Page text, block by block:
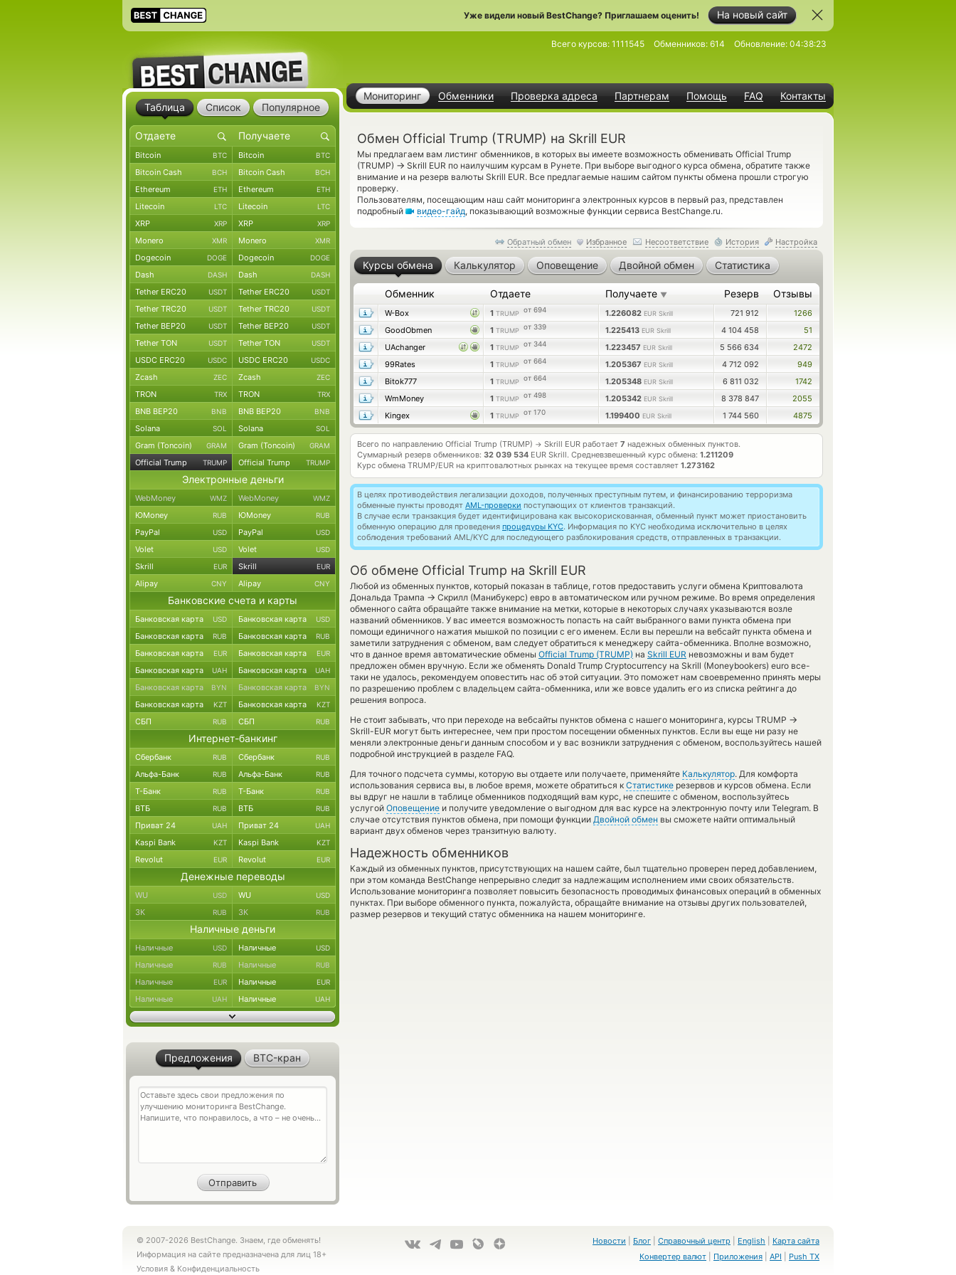
На новый сайт
Уже видели новый BestChange? Приглашаем оценить!
Мониторинг Обменники Проверка адреса Партнерам Помощь FAQ Контакты
Всего курсов: 1111545 Обменников: 614 Обновление: 04:38:23
Обмен Official Trump (TRUMP) на Skrill EUR
Мы предлагаем вам листинг обменников, в которых вы имеете возможность обменивать Official Trump
(TRUMP) → Skrill EUR по наилучшим курсам в Рунете. При выборе выгодного курса обмена, обратите также
внимание и на резерв валюты Skrill EUR. Все предлагаемые нашим сайтом пункты обмена прошли строгую
проверку.
Пользователям, посещающим наш сайт мониторинга электронных курсов в первый раз, представлен
подробный
видео-гайд, показывающий возможные функции сервиса BestChange.ru.
Обратный обмен Избранное Несоответствие История Настройка
Курсы обмена Калькулятор Оповещение Двойной обмен Статистика
Обменник Отдаете Получаете ▼ Резерв Отзывы
W-Box 1 TRUMP от 694 1.226082 EUR Skrill 721 912
1266
GoodObmen
1 TRUMP от 339 1.225413 EUR Skrill 4 104 458
51
UAchanger
1 TRUMP от 344 1.223457 EUR Skrill 5 566 634
2472
99Rates
1 TRUMP от 664 1.205367 EUR Skrill 4 712 092
949
Bitok777
1 TRUMP от 664 1.205348 EUR Skrill 6 811 032
1742
WmMoney
1 TRUMP от 498 1.205342 EUR Skrill 8 378 847
2055
Kingex
1 TRUMP от 170 1.199400 EUR Skrill 1 744 560 4875
Всего по направлению Official Trump (TRUMP) → Skrill EUR работает 7 надежных обменных пунктов.
Суммарный резерв обменников: 32 039 534 EUR Skrill. Средневзвешенный курс обмена: 1.211209
Курс обмена TRUMP/EUR на криптовалютных рынках на текущее время составляет 1.273162
В целях противодействия легализации доходов, полученных преступным путем, и финансированию терроризма
обменные пункты проводят AML-проверки поступающих от клиентов транзакций.
В случае если транзакция будет идентифицирована как высокорискованная, обменный пункт может приостановить
обменную операцию для проведения процедуры KYC. Информация по KYC необходима исключительно в целях
соблюдения требований AML/KYC для последующего разблокирования средств, отправленных в транзакции.
Об обмене Official Trump на Skrill EUR
Любой из обменных пунктов, который показан в таблице, готов предоставить услуги обмена Криптовалюта
Дональда Трампа → Скрилл (Манибукерс) евро в автоматическом или ручном режиме. Во время определения
обменного сайта обращайте также внимание на метки, которые в некоторых случаях указываются возле
названий обменников. У вас имеется возможность попасть на сайт выбранного вами пункта обмена при
помощи единичного нажатия мышкой по позиции с его именем. Если вы перешли на вебсайт пункта обмена и
заметили затруднения с обменом, вам следует обратиться к менеджеру сайта-обменника. Вполне возможно,
что в данное время автоматические обмены Official Trump (TRUMP) на Skrill EUR невозможны и вам будет
предложен обмен вручную. Если же обменять Donald Trump Cryptocurrency на Skrill (Moneybookers) euro все-
таки не удалось, рекомендуем оповестить нас об этой ситуации. Это поможет нам своевременно принять меры
по разрешению проблем с владельцем сайта-обменника, или же вовсе удалить его из списка рейтинга до
решения вопроса.
Не стоит забывать, что при переходе на вебсайты пунктов обмена с нашего мониторинга, курсы TRUMP →
Skrill-EUR могут быть интереснее, чем при простом посещении обменных пунктов. Если вы еще ни разу не
меняли электронные деньги данным способом и у вас возникли затруднения с обменом, воспользуйтесь нашей
подробной инструкцией в разделе FAQ.
Для точного подсчета суммы, которую вы отдаете или получаете, применяйте Калькулятор. Для комфорта
использования сервиса вы, в любое время, можете обратиться к Статистике резервов и курсов обмена. Если
вы вдруг не нашли в таблице обменников подходящий вам курс, не спешите с обменом, воспользуйтесь
услугой Оповещение и получите уведомление о выгодном для вас курсе на электронную почту или Telegram. В
случае отсутствия пунктов обмена, при помощи функции Двойной обмен вы сможете найти оптимальный
вариант двух обменов через транзитную валюту.
Надежность обменников
Каждый из обменных пунктов, присутствующих на нашем сайте, был тщательно проверен перед добавлением,
при этом команда BestChange непрерывно следит за надлежащим исполнением ими своих обязательств.
Использование мониторинга позволяет повысить безопасность проводимых финансовых операций в обменных
пунктах. При выборе обменного пункта, пожалуйста, обращайте внимание на отзывы других пользователей,
размер резервов и текущий статус обменника на нашем мониторинге.
Таблица Список Популярное
Bitcoin BTC Bitcoin BTC
Bitcoin Cash BCH Bitcoin Cash BCH
Ethereum ETH Ethereum ETH
Litecoin LTC Litecoin LTC
XRP XRP XRP XRP
Monero XMR Monero XMR
Dogecoin DOGE Dogecoin DOGE
Dash DASH Dash DASH
Tether ERC20 USDT Tether ERC20 USDT
Tether TRC20 USDT Tether TRC20 USDT
Tether BEP20 USDT Tether BEP20 USDT
Tether TON USDT Tether TON USDT
USDC ERC20 USDC USDC ERC20 USDC
Zcash ZEC Zcash ZEC
TRON TRX TRON TRX
BNB BEP20 BNB BNB BEP20 BNB
Solana SOL Solana SOL
Gram (Toncoin) GRAM Gram (Toncoin) GRAM
Official Trump TRUMP Official Trump TRUMP
Электронные деньги
WebMoney WMZ WebMoney WMZ
ЮMoney RUB ЮMoney RUB
PayPal USD PayPal USD
Volet USD Volet USD
Skrill EUR Skrill EUR
Alipay CNY Alipay CNY
Банковские счета и карты
Банковская карта USD Банковская карта USD
Банковская карта RUB Банковская карта RUB
Банковская карта EUR Банковская карта EUR
Банковская карта UAH Банковская карта UAH
Банковская карта BYN Банковская карта BYN
Банковская карта KZT Банковская карта KZT
СБП RUB СБП RUB
Интернет-банкинг
Сбербанк RUB Сбербанк RUB
Альфа-Банк RUB Альфа-Банк RUB
Т-Банк RUB Т-Банк RUB
ВТБ RUB ВТБ RUB
Приват 24 UAH Приват 24 UAH
Kaspi Bank KZT Kaspi Bank KZT
Revolut EUR Revolut EUR
Денежные переводы
WU USD WU USD
ЗК RUB ЗК RUB
Наличные деньги
Наличные USD Наличные USD
Наличные RUB Наличные RUB
Наличные EUR Наличные EUR
Наличные UAH Наличные UAH
Предложения BTC-кран
© 2007-2026 BestChange. Знаем, где обменять!
Информация на сайте предназначена для лиц 18+
Условия & Конфиденциальность
Новости Блог Справочный центр English
Карта сайта
Конвертер валют
Приложения API Push TX